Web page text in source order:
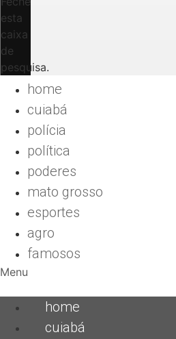
esta
caixa
de
pesquisa.
home
cuiabá
polícia
política
poderes
mato grosso
esportes
agro
famosos
Menu
home
cuiabá